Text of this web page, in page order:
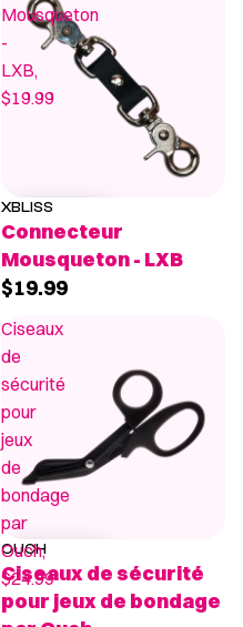
Mousqueton
-
LXB,
$19.99
XBLISS
Connecteur
Mousqueton - LXB
$19.99
Ciseaux
de
sécurité
pour
jeux
de
bondage
par
Ouch,
$24.99
OUCH
Ciseaux de sécurité
pour jeux de bondage